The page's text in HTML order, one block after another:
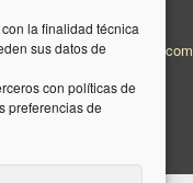
la finalidad técnica
sus datos de
con políticas de
preferencias de
745 15 35
mail@luquez-associats.com